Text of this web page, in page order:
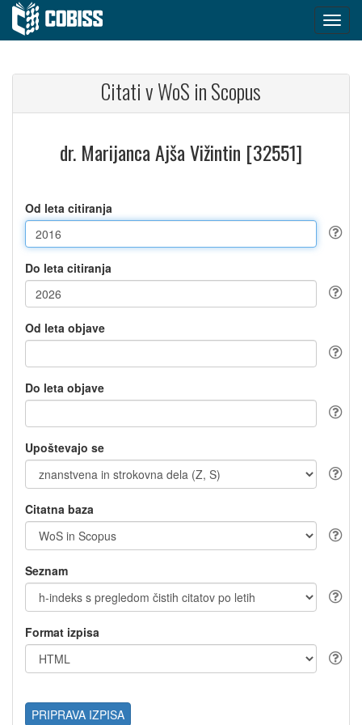
Citati v WoS in Scopus
dr. Marijanca Ajša Vižintin [32551]
Od leta citiranja
Do leta citiranja
Od leta objave
Do leta objave
Upoštevajo se
Citatna baza
Seznam
Format izpisa
PRIPRAVA IZPISA